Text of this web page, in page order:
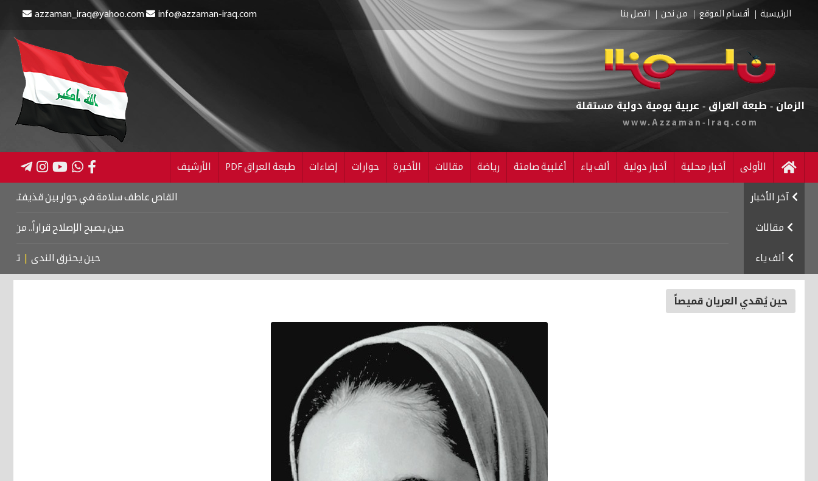
الرئيسية أقسام الموقع من نحن اتصل بنا azzaman_iraq@yahoo.com info@azzaman-iraq.com
الزمان - طبعة العراق - عربية يومية دولية مستقلة
www.Azzaman-Iraq.com
الأولى أخبار محلية أخبار دولية ألف ياء أغلبية صامتة رياضة مقالات الأخيرة حوارات إضاءات طبعة العراق PDF الأرشيف
آخر الأخبار القاص عاطف سلامة في حوار بين قذيفتين | كتاب
مقالات حين يصبح الإصلاح قراراً.. من كربلاء
ألف ياء حين يحترق الندى تشييع
حين يُهدي العريان قميصاً